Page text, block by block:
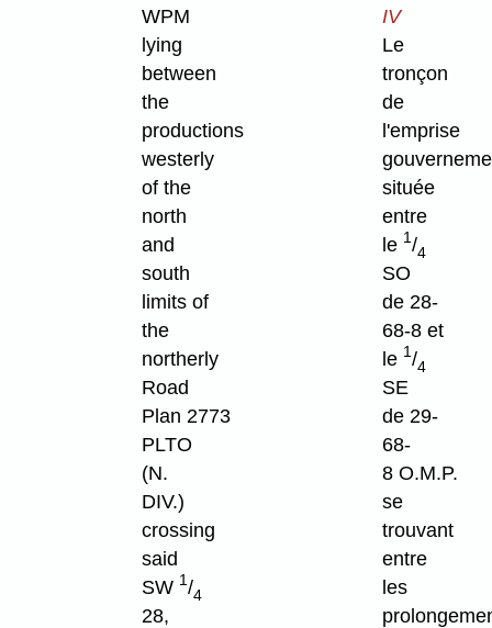
WPM
lying
between
the
productions
westerly
of the
north
and
south
limits of
the
northerly
Road
Plan 2773
PLTO
(N.
DIV.)
crossing
said
SW 1/4
28,
IV
Le
tronçon
de
l'emprise
située
entre
le 1/4
SO
de 28-
68-8 et
le 1/4
SE
de 29-
68-
8 O.M.P.
se
trouvant
entre
les